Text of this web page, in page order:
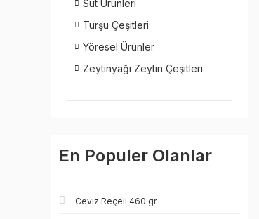
Süt Ürünleri
Turşu Çeşitleri
Yöresel Ürünler
Zeytinyağı Zeytin Çeşitleri
En Populer Olanlar
Ceviz Reçeli 460 gr